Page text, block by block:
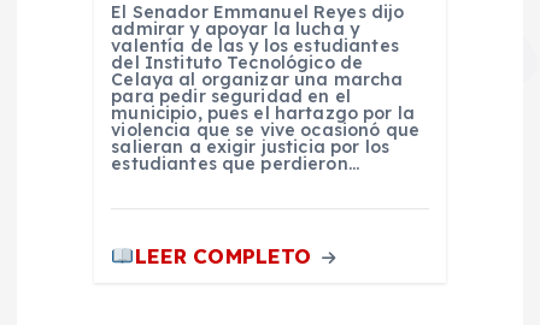
El Senador Emmanuel Reyes dijo
admirar y apoyar la lucha y
valentía de las y los estudiantes
del Instituto Tecnológico de
Celaya al organizar una marcha
para pedir seguridad en el
municipio, pues el hartazgo por la
violencia que se vive ocasionó que
salieran a exigir justicia por los
estudiantes que perdieron…
LEER COMPLETO